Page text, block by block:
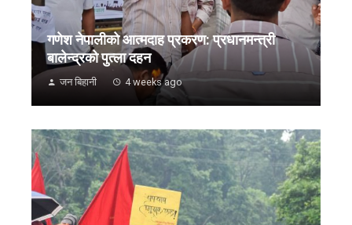
गणेश नेपालीको आत्मदाह प्रकरण: प्रधानमन्त्री
बालेन्द्रको पुत्ला दहन
जन बिहानी 4 weeks ago